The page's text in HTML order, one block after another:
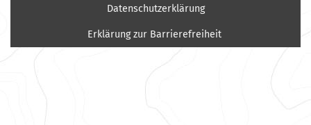
Datenschutzerklärung
Erklärung zur Barrierefreiheit